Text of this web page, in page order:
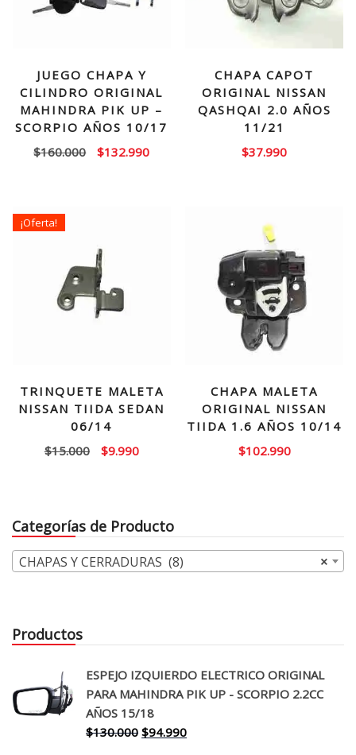
JUEGO CHAPA Y
CILINDRO ORIGINAL
MAHINDRA PIK UP –
SCORPIO AÑOS 10/17
$160.000
El
$132.990El
CHAPA CAPOT
ORIGINAL NISSAN
QASHQAI 2.0 AÑOS
11/21
$37.990
¡Oferta!
TRINQUETE MALETA
NISSAN TIIDA SEDAN
06/14
$15.000
El
$15.000.
$9.990El
$9.990.
CHAPA MALETA
ORIGINAL NISSAN
TIIDA 1.6 AÑOS 10/14
$102.990
Categorías de Producto
×
CHAPAS Y CERRADURAS (8)
Productos
ESPEJO IZQUIERDO ELECTRICO ORIGINAL
PARA MAHINDRA PIK UP - SCORPIO 2.2CC
AÑOS 15/18
$130.000 El
$94.990El